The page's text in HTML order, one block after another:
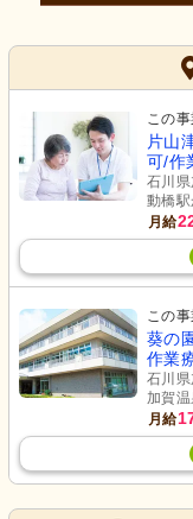
この
片山
可/作
石川
動橋
月給
この
葵の
作業
石川
加賀
月給